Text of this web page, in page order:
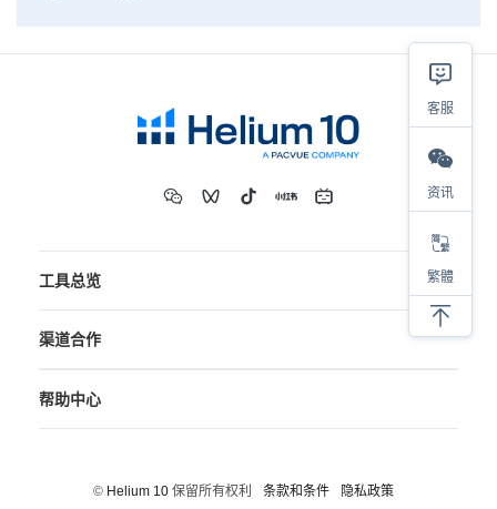
工具总览
渠道合作
帮助中心
© Helium 10保留所有权利 条款和条件 隐私政策
客服
资讯
繁體